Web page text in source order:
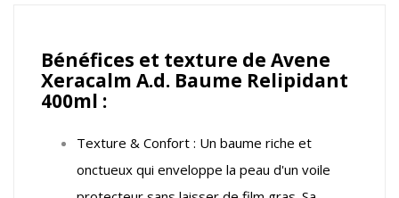
Bénéfices et texture de Avene
Xeracalm A.d. Baume Relipidant
400ml :
Texture & Confort : Un baume riche et
onctueux qui enveloppe la peau d'un voile